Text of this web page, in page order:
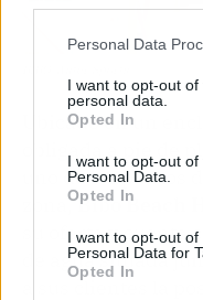
Personal Data
I want to opt-out
personal data.
Opted In
I want to opt-out
Personal Data.
Opted In
I want to opt-out
Personal Data for
Opted In
Ubicado en un
obligada a pie de
uno de los puntos
zona,Bibo Beach
su oferta y cuenta
de agua situada
a sus clientes la